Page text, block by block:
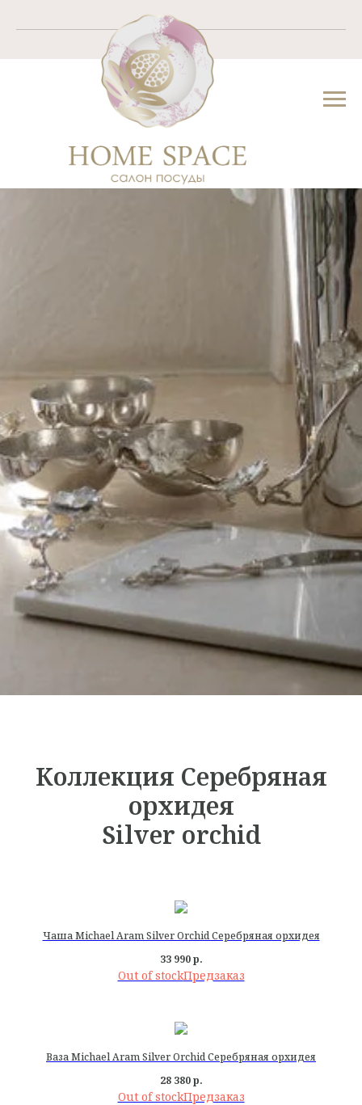
Коллекция Серебряная
орхидея
Silver orchid
Чаша Michael Aram Silver Orchid Серебряная орхидея
33 990 р.
Out of stock
Ваза Michael Aram Silver Orchid Серебряная орхидея
28 380 р.
Out of stock